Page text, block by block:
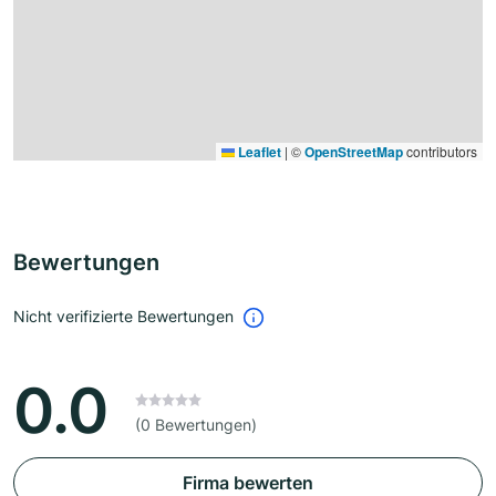
Leaflet | ©OpenStreetMapcontributors
Bewertungen
Nicht verifizierte Bewertungen
0.0 (0 Bewertungen)
Firma bewerten